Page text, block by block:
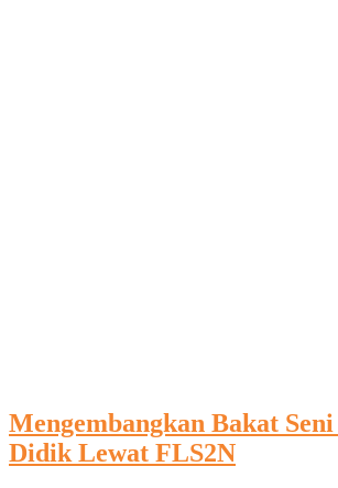
Mengembangkan Bakat
Didik Lewat FLS2N